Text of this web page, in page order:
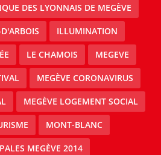
DES LYONNAIS DE MEGÈVE
ILLUMINATION
LE CHAMOIS MEGEVE
MEGÈVE CORONAVIRUS
MEGÈVE LOGEMENT SOCIAL
MONT-BLANC
MEGÈVE 2014